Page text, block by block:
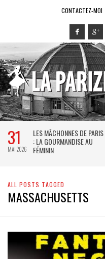
CONTACTEZ-MOI
31
MAI 2026
LES MÂCHONNES DE PARIS
: LA GOURMANDISE AU
FÉMININ
ALL POSTS TAGGED
MASSACHUSETTS